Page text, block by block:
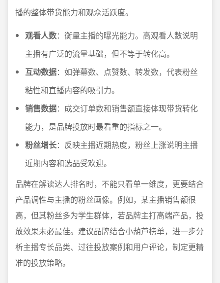
播的整体带货能力和观众活跃度。
观看人数：衡量主播的曝光能力。高观看人数说明
主播有广泛的流量基础，但不等于转化高。
互动数据：如弹幕数、点赞数、转发数，代表粉丝
粘性和直播内容的吸引力。
销售数据：成交订单数和销售额直接体现带货转化
能力，是品牌投放时最看重的指标之一。
粉丝增长：反映主播近期热度，粉丝上涨说明主播
近期内容和选品受欢迎。
品牌在解读达人排名时，不能只看单一维度，更要结合
产品调性与主播的粉丝画像。例如，某主播销售额很
高，但其粉丝多为学生群体，若品牌主打高端产品，投
放效果未必最佳。建议品牌结合小葫芦榜单，进一步分
析主播专长品类、过往投放案例和用户评论，制定更精
准的投放策略。